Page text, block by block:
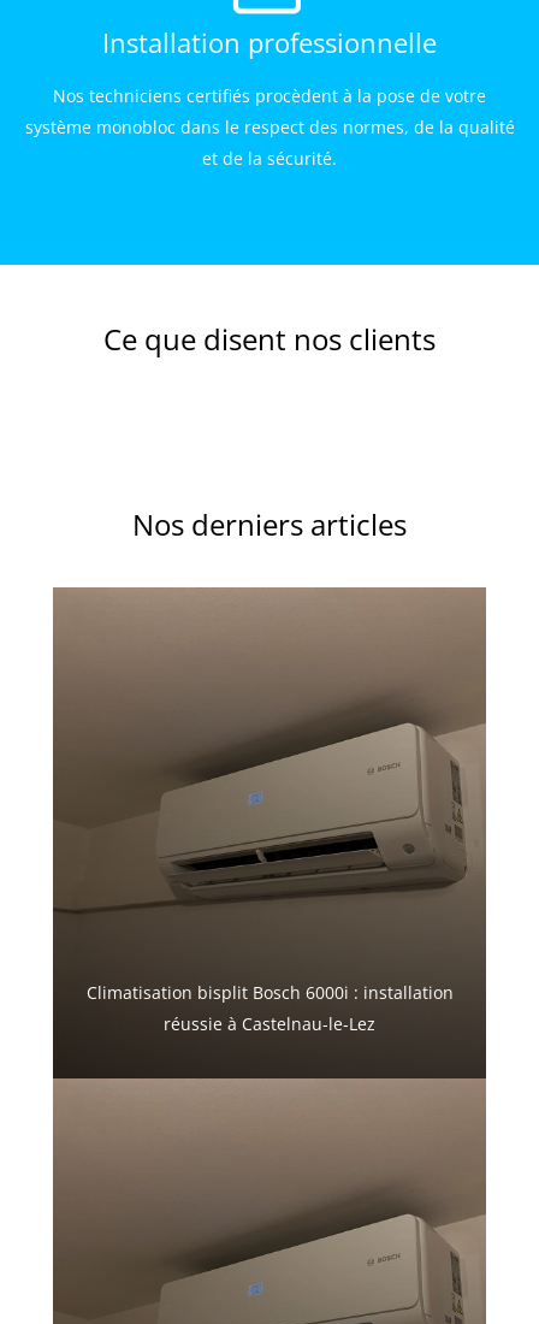
Installation professionnelle
Nos techniciens certifiés procèdent à la pose de votre
système monobloc dans le respect des normes, de la qualité
et de la sécurité.
Ce que disent nos clients
Nos derniers articles
Climatisation bisplit Bosch 6000i : installation
réussie à Castelnau-le-Lez